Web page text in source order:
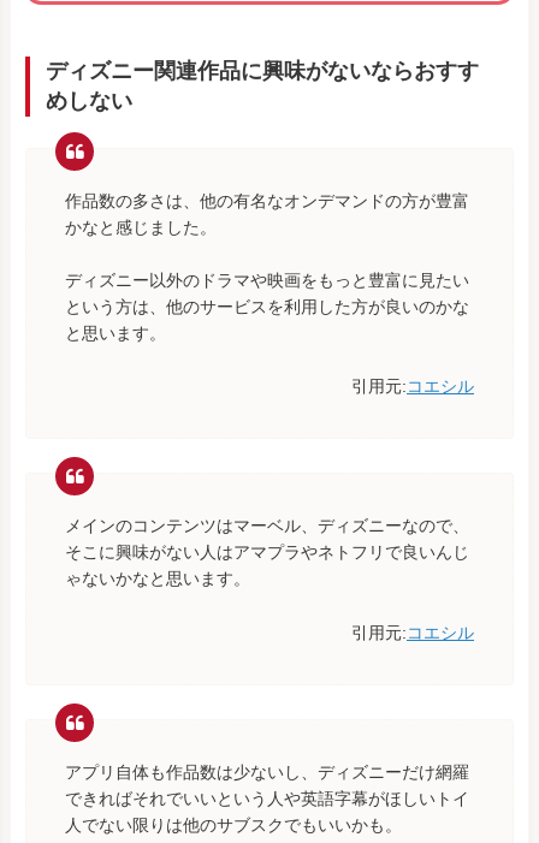
ディズニー関連作品に興味がないならおすす
めしない
作品数の多さは、他の有名なオンデマンドの方が豊富
かなと感じました。
ディズニー以外のドラマや映画をもっと豊富に見たい
という方は、他のサービスを利用した方が良いのかな
と思います。
引用元:コエシル
メインのコンテンツはマーベル、ディズニーなので、
そこに興味がない人はアマプラやネトフリで良いんじ
ゃないかなと思います。
引用元:コエシル
アプリ自体も作品数は少ないし、ディズニーだけ網羅
できればそれでいいという人や英語字幕がほしいトイ
人でない限りは他のサブスクでもいいかも。